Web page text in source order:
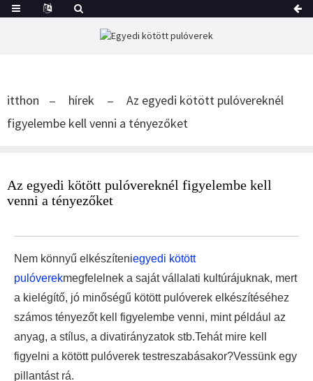
itthon hírek
Az egyedi kötött pulóvereknél
figyelembe kell venni a tényezőket
Az egyedi kötött pulóvereknél figyelembe kell
venni a tényezőket
Nem könnyű elkészíteniegyedi kötött
pulóverekmegfelelnek a saját vállalati kultúrájuknak, mert
a kielégítő, jó minőségű kötött pulóverek elkészítéséhez
számos tényezőt kell figyelembe venni, mint például az
anyag, a stílus, a divatirányzatok stb.Tehát mire kell
figyelni a kötött pulóverek testreszabásakor?Vessünk egy
pillantást rá.